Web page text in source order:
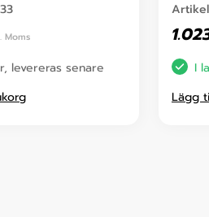
Moms
levereras senare
I
Lägg